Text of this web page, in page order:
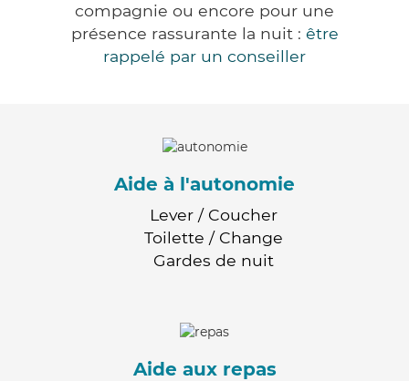
compagnie ou encore pour une
présence rassurante la nuit : être
rappelé par un conseiller
Aide à l'autonomie
Lever / Coucher
Toilette / Change
Gardes de nuit
Aide aux repas